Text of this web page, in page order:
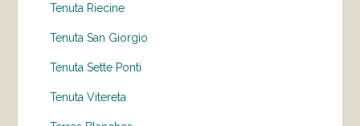
Tenuta Riecine
Tenuta San Giorgio
Tenuta Sette Ponti
Tenuta Vitereta